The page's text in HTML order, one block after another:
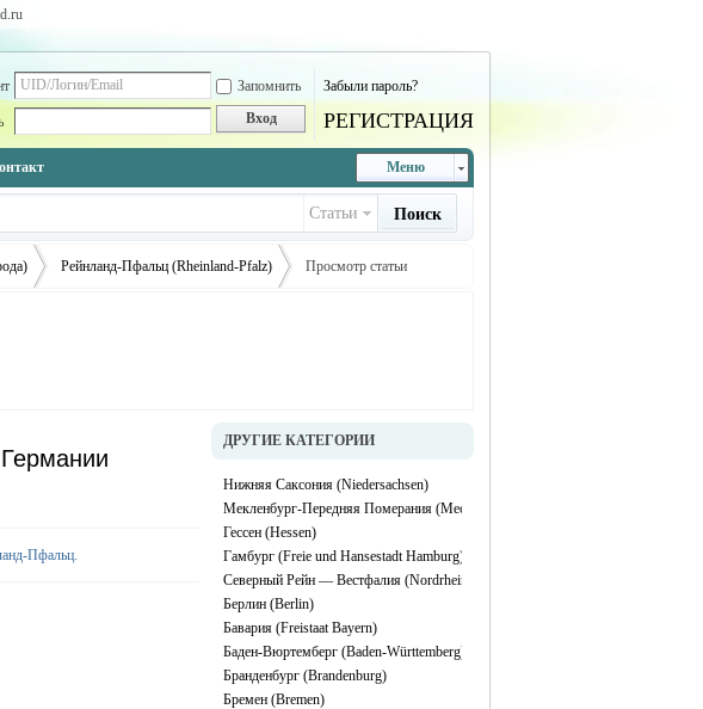
Запомнить Забыли пароль?
Вход РЕГИСТРАЦИЯ
Меню
Статьи Поиск
Рейнланд-Пфальц (Rheinland-Pfalz) Просмотр статьи
Пфальц.
ДРУГИЕ КАТЕГОРИИ
Нижняя Саксония (Niedersachsen)
Мекленбург-Передняя Померания (Mecklenburg-Vorpommern)
Гессен (Hessen)
Гамбург (Freie und Hansestadt Hamburg)
Северный Рейн — Вестфалия (Nordrhein-Westfalen)
Берлин (Berlin)
Бавария (Freistaat Bayern)
Баден-Вюртемберг (Baden-Württemberg)
Бранденбург (Brandenburg)
Бремен (Bremen)